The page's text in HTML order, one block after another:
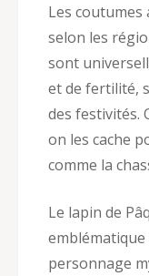
Les coutumes
selon les
sont
et de fertilité,
des festivités.
on les cache
comme la
Le lapin de
emblématique
personnage